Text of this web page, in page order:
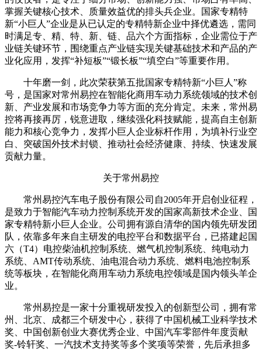
掌握关键核心技术、质量效益优的排头兵企业。国家专精特
新“小巨人”企业是从已认定的专精特新企业中择优遴选，需同
时满足专、精、特、新、链、品六个方面指标，企业需位于产
业链关键环节，围绕重点产业链实现关键基础技术和产品的产
业化应用，发挥“补短板”“锻长板”“填空白”等重要作用。
十年磨一剑，此次荣获第五批国家专精特新“小巨人”称
号，是国家对常州易控在智能化商用车动力系统领域的技术创
新、产业发展和市场竞争力等方面的充分肯定。未来，常州易
控将再接再厉，锐意进取，继续强化科技赋能，提高自主创新
能力和核心竞争力，发挥小巨人企业标杆作用，为填补行业空
白、突破国外技术封锁、推动社会经济健康、持续、快速发展
贡献力量。
关于常州易控
常州易控汽车电子股份有限公司自2005年开启创业征程，
是致力于智能汽车动力控制系统开发的国家高新技术企业、国
家专精特新小巨人企业。公司拥有源自清华的国内领先研发团
队，依靠多年来自主研发的电控平台和数据平台，已搭建起国
六（T4）电控柴油机控制系统、燃气机控制系统、纯电动力
系统、AMT传动系统、油电混合动力系统、燃料电池控制系
统等板块，在智能化商用车动力系统电控领域是国内领头羊企
业。
常州易控是一家十分重视研发投入的创新型公司，拥有常
州、北京、成都三个研发中心，获得了中国机械工业科学技术
奖、中国创新创业大赛优秀企业、中国汽车零部件年度贡献
奖-铃轩奖、一汽技术支持奖等多个奖项等荣誉，先后承担多